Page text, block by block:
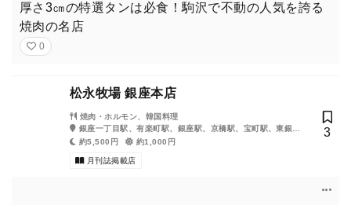
厚さ3㎝の特選タンは必食！駒沢で不動の人気を誇る
焼肉の名店
0
松永牧場 銀座本店
焼肉・ホルモン、韓国料理
銀座一丁目駅、有楽町駅、銀座駅、京橋駅、宝町駅、東銀座
駅、日比谷駅、新富町駅、東京駅
約5,500円 約1,000円
月刊誌掲載店
3